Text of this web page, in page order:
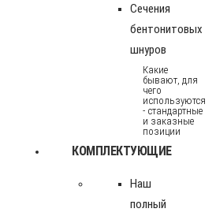
Сечения
бентонитовых
шнуров
Какие
бывают, для
чего
используются
- стандартные
и заказные
позиции
КОМПЛЕКТУЮЩИЕ
Наш
полный